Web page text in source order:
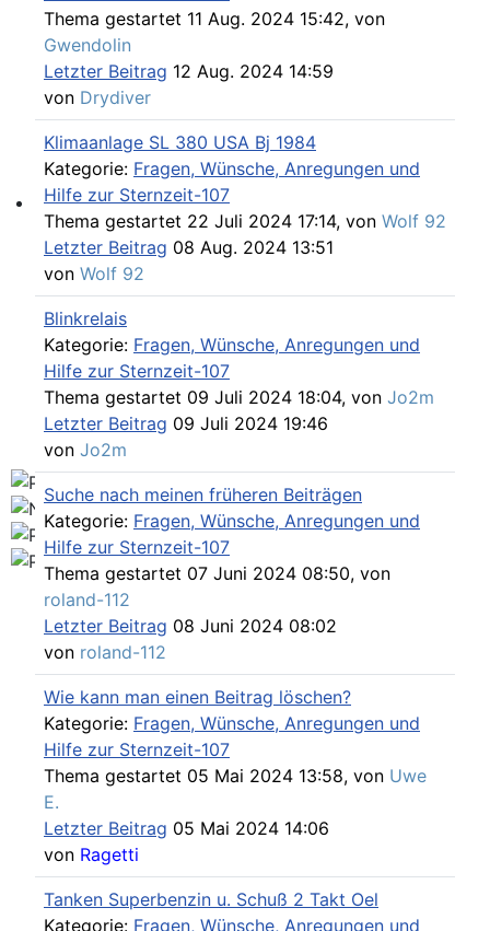
Find experts around MB 107 SL / SLC
Thema gestartet 11 Aug. 2024 15:42, von
Gwendolin
Letzter Beitrag 12 Aug. 2024 14:59
von Drydiver
Klimaanlage SL 380 USA Bj 1984
Kategorie: Fragen, Wünsche, Anregungen und
Hilfe zur Sternzeit-107
Thema gestartet 22 Juli 2024 17:14, von Wolf 92
Letzter Beitrag 08 Aug. 2024 13:51
von Wolf 92
Blinkrelais
Kategorie: Fragen, Wünsche, Anregungen und
Hilfe zur Sternzeit-107
Thema gestartet 09 Juli 2024 18:04, von Jo2m
Letzter Beitrag 09 Juli 2024 19:46
von Jo2m
Suche nach meinen früheren Beiträgen
Kategorie: Fragen, Wünsche, Anregungen und
Hilfe zur Sternzeit-107
Thema gestartet 07 Juni 2024 08:50, von
roland-112
Letzter Beitrag 08 Juni 2024 08:02
von roland-112
Wie kann man einen Beitrag löschen?
Kategorie: Fragen, Wünsche, Anregungen und
Hilfe zur Sternzeit-107
Thema gestartet 05 Mai 2024 13:58, von Uwe
E.
Letzter Beitrag 05 Mai 2024 14:06
von Ragetti
Tanken Superbenzin u. Schuß 2 Takt Oel
Kategorie: Fragen, Wünsche, Anregungen und